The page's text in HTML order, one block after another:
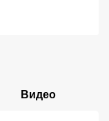
Видео